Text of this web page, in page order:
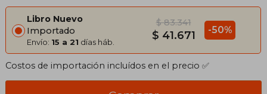
Libro Nuevo
Importado
Envío: 15 a 21 días háb.
$ 83.341
$ 41.671 -50%
Costos de importación incluídos en el precio ✅